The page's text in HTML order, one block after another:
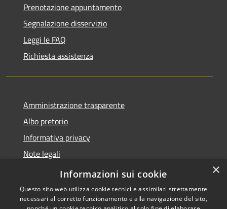
Prenotazione appuntamento
Segnalazione disservizio
Leggi le FAQ
Richiesta assistenza
Amministrazione trasparente
Albo pretorio
Informativa privacy
Note legali
Dichiarazione di accessibilità
×
Informazioni sui cookie
Questo sito web utilizza cookie tecnici e assimilati strettamente
necessari al corretto funzionamento e alla navigazione del sito,